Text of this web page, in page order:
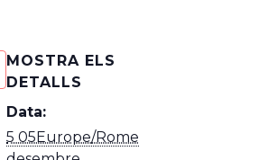
MOSTRA ELS
DETALLS
Data:
5 05Europe/Rome